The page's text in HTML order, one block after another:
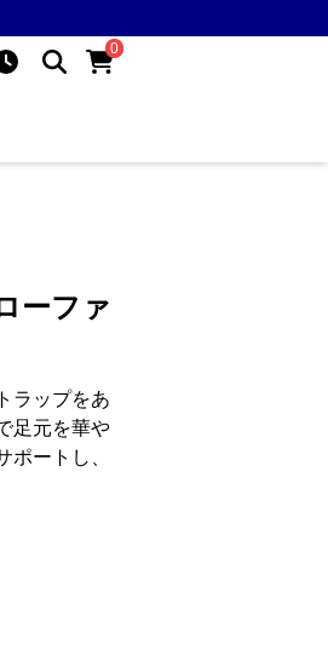
0
ーファ
ラップをあ
足元を華や
ートし、